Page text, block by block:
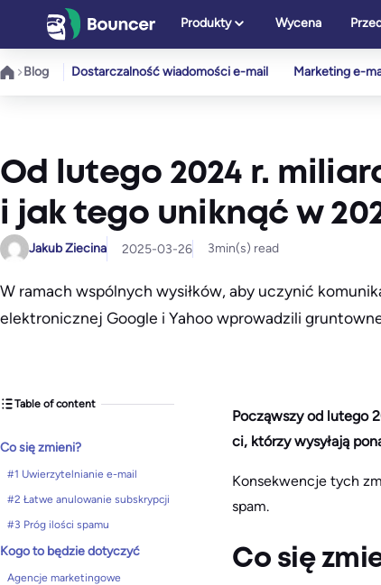
treści
Produkty Wycena
Blog Dostarczalność wiadomości e-mail Marketing e-
Od lutego 2024 r.
i jak tego uniknąć w
Jakub Ziecina 2025-03-26 3min(s) read
W ramach wspólnych wysiłków, aby uczynić
elektronicznej Google i Yahoo wprowadzili
Table of content
Co się zmieni?
#1 Uwierzytelnianie e-mail
#2 Łatwe anulowanie subskrypcji
#3 Próg ilości spamu
Kogo to będzie dotyczyć
Agencje marketingowe
Począwszy od lutego
ci, którzy wysyłają
Konsekwencje tych
spam.
Co się